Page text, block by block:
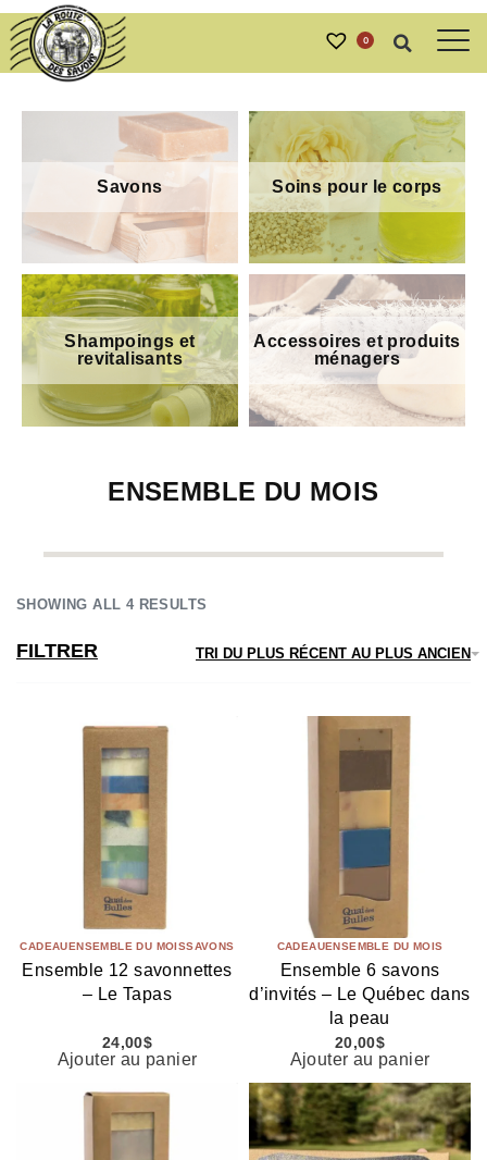
0
Soins pour le corps
Savons
Shampoings et
revitalisants
Accessoires et produits
ménagers
ENSEMBLE DU MOIS
SHOWING ALL 4 RESULTS
TRI DU PLUS RÉCENT AU PLUS ANCIEN
FILTRER
CADEAUENSEMBLE DU MOISSAVONS
Ensemble 12 savonnettes
– Le Tapas
24,00$
Ajouter au panier
CADEAUENSEMBLE DU MOIS
Ensemble 6 savons
d’invités – Le Québec dans
la peau
20,00$
Ajouter au panier